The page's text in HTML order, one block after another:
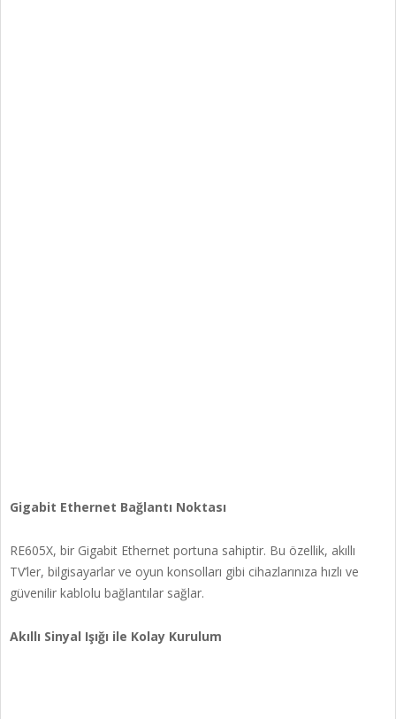
Gigabit Ethernet Bağlantı Noktası
RE605X, bir Gigabit Ethernet portuna sahiptir. Bu özellik, akıllı
TV’ler, bilgisayarlar ve oyun konsolları gibi cihazlarınıza hızlı ve
güvenilir kablolu bağlantılar sağlar.
Akıllı Sinyal Işığı ile Kolay Kurulum